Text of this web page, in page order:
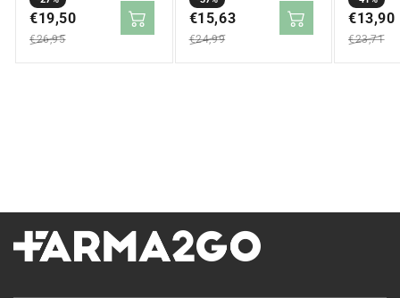
in
saldo
€19,50
normale
€26,95
in
saldo
€15,63
normale
€24,99
in
saldo
€13,90
normale
€23,71